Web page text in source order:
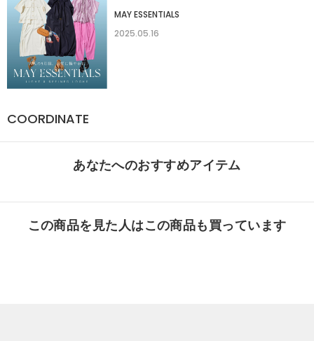
MAY ESSENTIALS
2025.05.16
COORDINATE
あなたへのおすすめアイテム
この商品を見た人はこの商品も買っています